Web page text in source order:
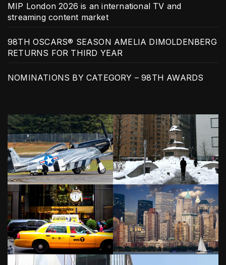
MIP London 2026 is an international TV and
streaming content market
98TH OSCARS® SEASON AMELIA DIMOLDENBERG
RETURNS FOR THIRD YEAR
NOMINATIONS BY CATEGORY – 98TH AWARDS